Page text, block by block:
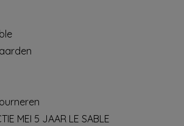
MEI 5 JAAR LE SABLE